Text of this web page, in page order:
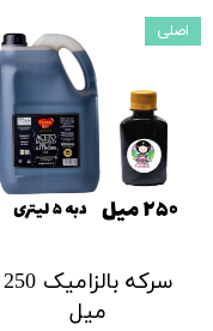
سرکه بالزامیک 250
میل
اصلی